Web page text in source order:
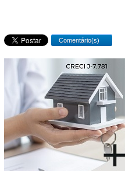
Comentário(s)